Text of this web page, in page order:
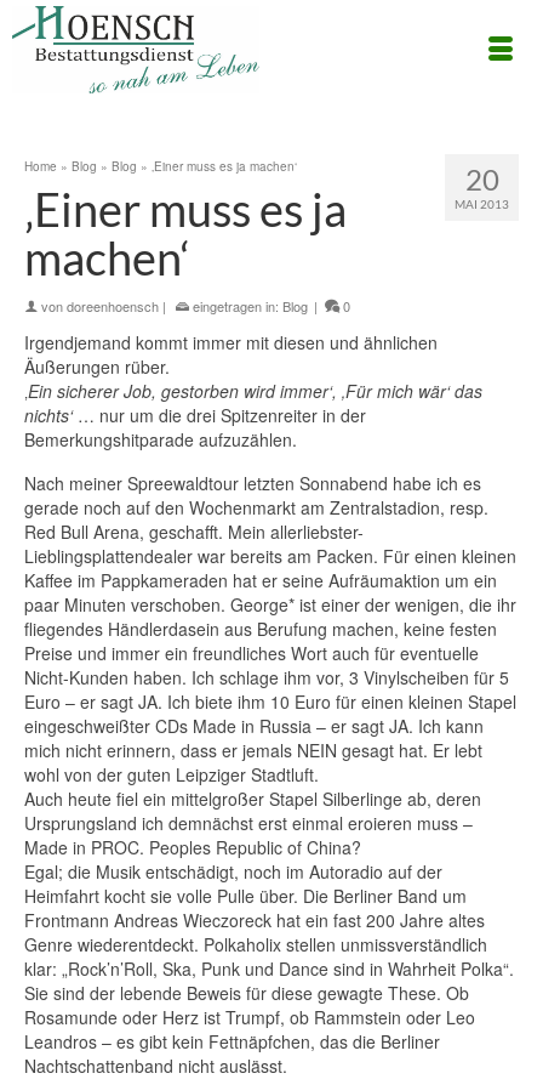
20
MAI 2013
Home » Blog » Blog » ‚Einer muss es ja machen‘
‚Einer muss es ja
machen‘
vondoreenhoensch | eingetragen in: Blog | 0
Irgendjemand kommt immer mit diesen und ähnlichen
Äußerungen rüber.
‚Ein sicherer Job, gestorben wird immer‘, ‚Für mich wär‘ das
nichts‘… nur um die drei Spitzenreiter in der
Bemerkungshitparade aufzuzählen.
Nach meiner Spreewaldtour letzten Sonnabend habe ich es
gerade noch auf den Wochenmarkt am Zentralstadion, resp.
Red Bull Arena, geschafft. Mein allerliebster-
Lieblingsplattendealer war bereits am Packen. Für einen kleinen
Kaffee im Pappkameraden hat er seine Aufräumaktion um ein
paar Minuten verschoben. George* ist einer der wenigen, die ihr
fliegendes Händlerdasein aus Berufung machen, keine festen
Preise und immer ein freundliches Wort auch für eventuelle
Nicht-Kunden haben. Ich schlage ihm vor, 3 Vinylscheiben für 5
Euro – er sagt JA. Ich biete ihm 10 Euro für einen kleinen Stapel
eingeschweißter CDs Made in Russia – er sagt JA. Ich kann
mich nicht erinnern, dass er jemals NEIN gesagt hat. Er lebt
wohl von der guten Leipziger Stadtluft.
Auch heute fiel ein mittelgroßer Stapel Silberlinge ab, deren
Ursprungsland ich demnächst erst einmal eroieren muss –
Made in PROC. Peoples Republic of China?
Egal; die Musik entschädigt, noch im Autoradio auf der
Heimfahrt kocht sie volle Pulle über. Die Berliner Band um
Frontmann Andreas Wieczoreck hat ein fast 200 Jahre altes
Genre wiederentdeckt. Polkaholix stellen unmissverständlich
klar: „Rock’n’Roll, Ska, Punk und Dance sind in Wahrheit Polka“.
Sie sind der lebende Beweis für diese gewagte These. Ob
Rosamunde oder Herz ist Trumpf, ob Rammstein oder Leo
Leandros – es gibt kein Fettnäpfchen, das die Berliner
Nachtschattenband nicht auslässt.